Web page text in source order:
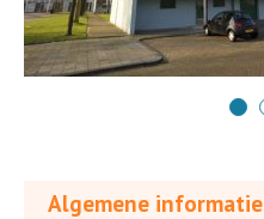
Algemene informatie